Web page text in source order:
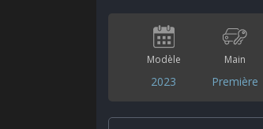
Modèle
2023
Main
Première